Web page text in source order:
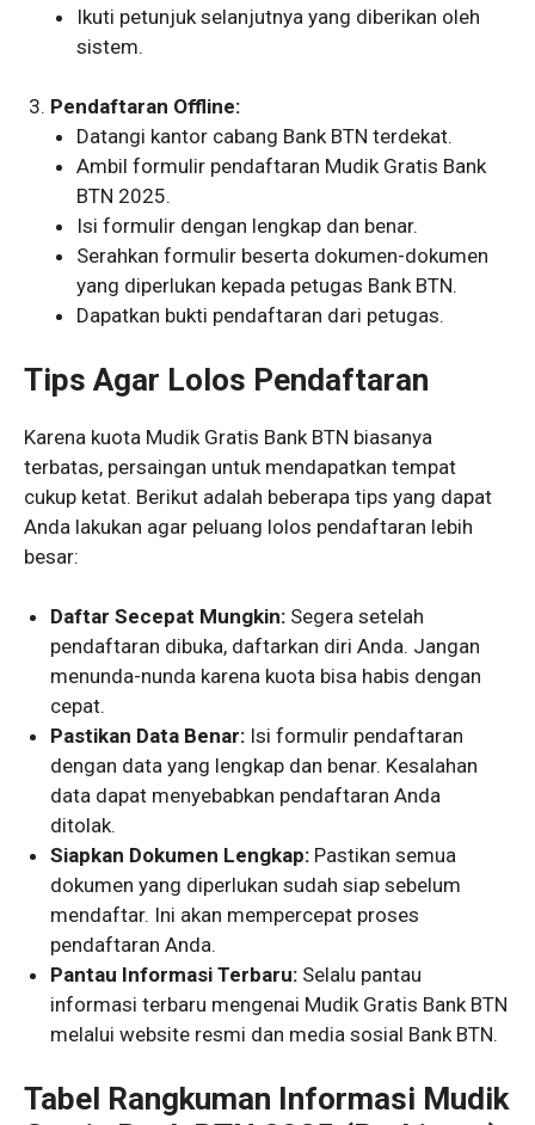
Ikuti petunjuk selanjutnya yang diberikan oleh
sistem.
Pendaftaran Offline:
Datangi kantor cabang Bank BTN terdekat.
Ambil formulir pendaftaran Mudik Gratis Bank
BTN 2025.
Isi formulir dengan lengkap dan benar.
Serahkan formulir beserta dokumen-dokumen
yang diperlukan kepada petugas Bank BTN.
Dapatkan bukti pendaftaran dari petugas.
Tips Agar Lolos Pendaftaran
Karena kuota Mudik Gratis Bank BTN biasanya
terbatas, persaingan untuk mendapatkan tempat
cukup ketat. Berikut adalah beberapa tips yang dapat
Anda lakukan agar peluang lolos pendaftaran lebih
besar:
Daftar Secepat Mungkin: Segera setelah
pendaftaran dibuka, daftarkan diri Anda. Jangan
menunda-nunda karena kuota bisa habis dengan
cepat.
Pastikan Data Benar: Isi formulir pendaftaran
dengan data yang lengkap dan benar. Kesalahan
data dapat menyebabkan pendaftaran Anda
ditolak.
Siapkan Dokumen Lengkap: Pastikan semua
dokumen yang diperlukan sudah siap sebelum
mendaftar. Ini akan mempercepat proses
pendaftaran Anda.
Pantau Informasi Terbaru: Selalu pantau
informasi terbaru mengenai Mudik Gratis Bank BTN
melalui website resmi dan media sosial Bank BTN.
Tabel Rangkuman Informasi Mudik